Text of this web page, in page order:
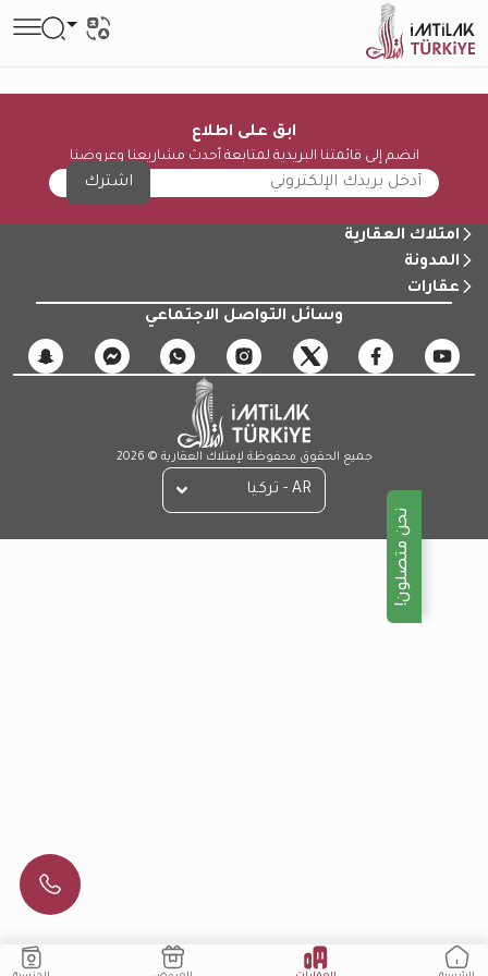
ابق على اطلاع
انضم إلى قائمتنا البريدية لمتابعة أحدث مشاريعنا وعروضنا
اشترك
امتلاك العقارية
المدونة
عقارات
وسائل التواصل الاجتماعي
جميع الحقوق محفوظة لإمتلاك العقارية © 2026
AR - تركيا
نحن متصلون!